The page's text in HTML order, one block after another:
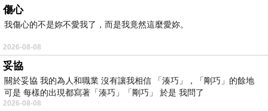
傷心
我傷心的不是妳不愛我了，而是我竟然這麼愛妳。
2026-08-08
妥協
關於妥協 我的為人和職業 沒有讓我相信 「湊巧」，「剛巧」的餘地
可是 每樣的出現都寫著「湊巧」「剛巧」 於是 我問了
2026-08-08